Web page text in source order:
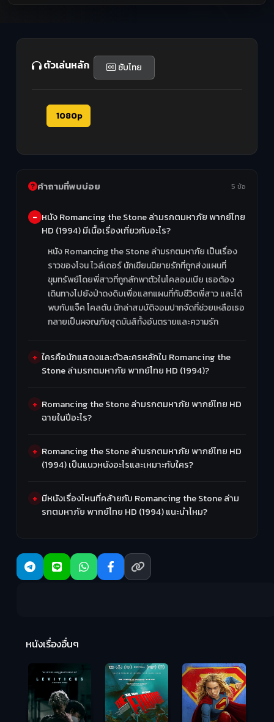
ตัวเล่นหลัก ซับไทย
1080p
คำถามที่พบบ่อย 5 ข้อ
หนัง Romancing the Stone ล่ามรกตมหาภัย พากย์ไทย
HD (1994) มีเนื้อเรื่องเกี่ยวกับอะไร?
หนัง Romancing the Stone ล่ามรกตมหาภัย เป็นเรื่อง
ราวของโจน ไวล์เดอร์ นักเขียนนิยายรักที่ถูกส่งแผนที่
ขุมทรัพย์โดยพี่สาวที่ถูกลักพาตัวในโคลอมเบีย เธอต้อง
เดินทางไปยังป่าดงดิบเพื่อแลกแผนที่กับชีวิตพี่สาว และได้
พบกับแจ็ค โคลตัน นักล่าสมบัติจอมปากจัดที่ช่วยเหลือเธอ
กลายเป็นผจญภัยสุดมันส์ทั้งอันตรายและความรัก
ใครคือนักแสดงและตัวละครหลักใน Romancing the
Stone ล่ามรกตมหาภัย พากย์ไทย HD (1994)?
Romancing the Stone ล่ามรกตมหาภัย พากย์ไทย HD
ฉายในปีอะไร?
Romancing the Stone ล่ามรกตมหาภัย พากย์ไทย HD
(1994) เป็นแนวหนังอะไรและเหมาะกับใคร?
มีหนังเรื่องไหนที่คล้ายกับ Romancing the Stone ล่าม
รกตมหาภัย พากย์ไทย HD (1994) แนะนำไหม?
หนังเรื่องอื่นๆ